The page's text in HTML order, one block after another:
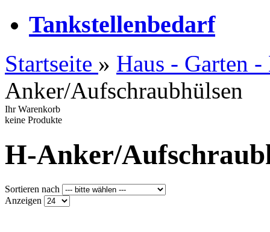
Tankstellenbedarf
Startseite » Haus - Garten
Anker/Aufschraubhülsen
Ihr Warenkorb
keine Produkte
H-Anker/
Sortieren nach
Anzeigen